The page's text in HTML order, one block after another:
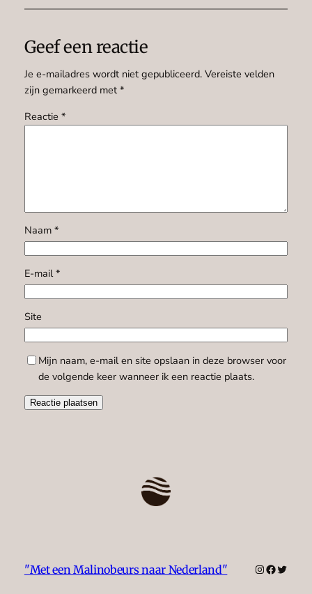
Geef een reactie
Je e-mailadres wordt niet gepubliceerd. Vereiste velden
zijn gemarkeerd met *
Reactie *
Naam *
E-mail*
Site
Mijn naam, e-mail en site opslaan in deze browser voor
de volgende keer wanneer ik een reactie plaats.
"Met een Malinobeurs naar Nederland" Instagram
Facebook